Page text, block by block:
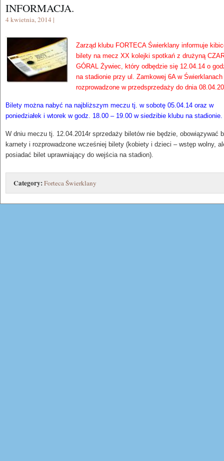
INFORMACJA.
4 kwietnia, 2014 |
Zarząd klubu FORTECA Świerklany informuje
bilety na mecz XX kolejki spotkań z drużyną
GÓRAL Żywiec, który odbędzie się 12.04.14 o
na stadionie przy ul. Zamkowej 6A w
rozprowadzone w przedsprzedaży do dnia
Bilety można nabyć na najbliższym meczu tj. w sobotę 05.04.14 oraz w
poniedziałek i wtorek w godz. 18.00 – 19.00 w siedzibie klubu na stadionie.
W dniu meczu tj. 12.04.2014r sprzedaży biletów nie będzie, obowiązywać
karnety i rozprowadzone wcześniej bilety (kobiety i dzieci – wstęp wolny,
posiadać bilet uprawniający do wejścia na stadion).
Category:Forteca Świerklany